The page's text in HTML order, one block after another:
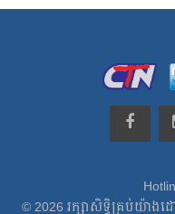
© 2026 រក្សាសិទ្ធិគ្រប់យ៉ាង